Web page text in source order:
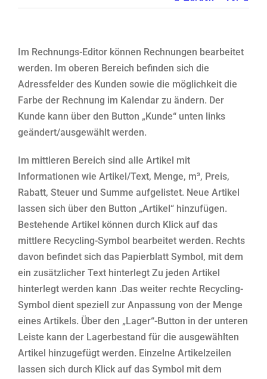
Im Rechnungs-Editor können Rechnungen bearbeitet
werden. Im oberen Bereich befinden sich die
Adressfelder des Kunden sowie die möglichkeit die
Farbe der Rechnung im Kalendar zu ändern. Der
Kunde kann über den Button „Kunde“ unten links
geändert/ausgewählt werden.
Im mittleren Bereich sind alle Artikel mit
Informationen wie Artikel/Text, Menge, m³, Preis,
Rabatt, Steuer und Summe aufgelistet. Neue Artikel
lassen sich über den Button „Artikel“ hinzufügen.
Bestehende Artikel können durch Klick auf das
mittlere Recycling-Symbol bearbeitet werden. Rechts
davon befindet sich das Papierblatt Symbol, mit dem
ein zusätzlicher Text hinterlegt Zu jeden Artikel
hinterlegt werden kann .Das weiter rechte Recycling-
Symbol dient speziell zur Anpassung von der Menge
eines Artikels. Über den „Lager“-Button in der unteren
Leiste kann der Lagerbestand für die ausgewählten
Artikel hinzugefügt werden. Einzelne Artikelzeilen
lassen sich durch Klick auf das Symbol mit dem